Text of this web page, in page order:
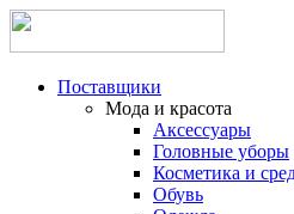
Поставщики
Мода и красота
Аксессуары
Головные уборы
Косметика и
Обувь